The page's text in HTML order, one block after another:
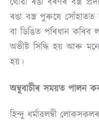
ৰঙা বস্ত্ৰ পুৰুষে
বা ডিঙিত পৰিধান কৰিব
অভীষ্ট সিদ্ধি হয় আৰু
হয়।
অম্বুবাচীৰ সময়ত পালন
হিন্দু ধৰ্মাৱলম্বী